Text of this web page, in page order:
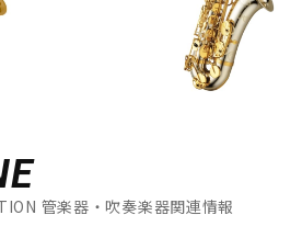
管楽器・吹奏楽器関連情報